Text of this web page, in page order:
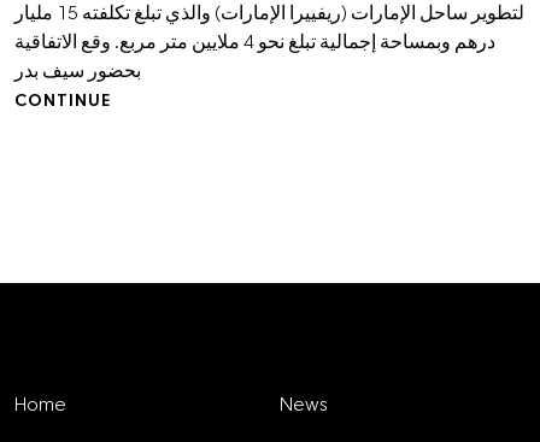
لتطوير ساحل الإمارات (ريفييرا الإمارات) والذي تبلغ تكلفته 15 مليار
درهم وبمساحة إجمالية تبلغ نحو 4 ملايين متر مربع. وقع الاتفاقية
بحضور سيف بدر
CONTINUE
Home News